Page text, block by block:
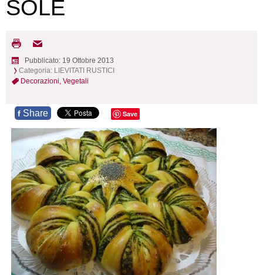
SOLE
Pubblicato: 19 Ottobre 2013
Categoria: LIEVITATI RUSTICI
Decorazioni, Vegetali
f Share Save